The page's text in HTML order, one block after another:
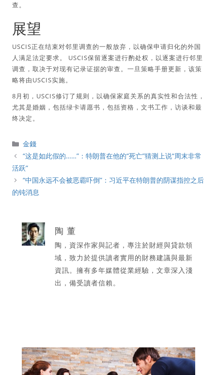
查。
展望
USCIS正在结束对邻里调查的一般放弃，以确保申请归化的外国
人满足法定要求。 USCIS保留逐案进行酌处权，以逐案进行邻里
调查，取决于对现有记录证据的审查。一旦策略手册更新，该策
略将由USCIS实施。
8月初，USCIS修订了规则，以确保家庭关系的真实性和合法性，
尤其是婚姻，包括绿卡请愿书，包括资格，文书工作，访谈和最
终决定。
分
類
金錢
“这是如此假的……”：特朗普在他的“死亡”猜测上说“周末非常
活跃”
“中国永远不会被恶霸吓倒”：习近平在特朗普的阴谋指控之后
的钝消息
陶 董
陶，資深作家與記者，專注於財經與貸款領
域，致力於提供讀者實用的財務建議與最新
資訊。擁有多年媒體從業經驗，文章深入淺
出，備受讀者信賴。